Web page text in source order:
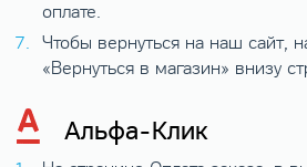
оплате.
Чтобы вернуться на наш сайт,
«Вернуться в магазин» внизу
Альфа-Клик